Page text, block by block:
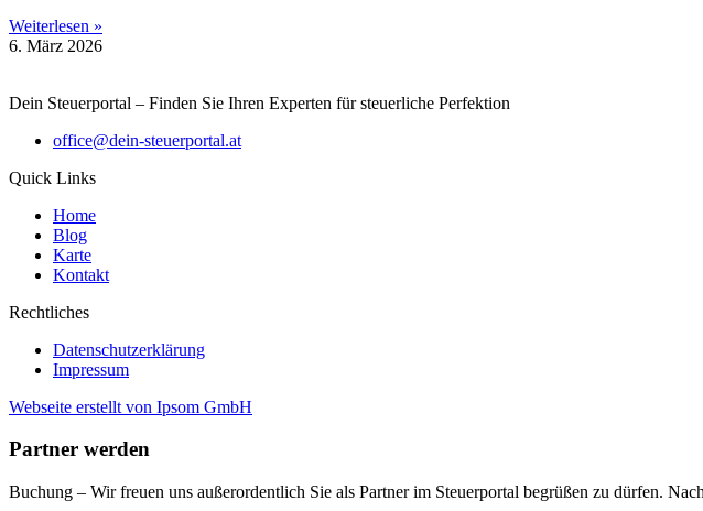
Weiterlesen »
6. März 2026
Dein Steuerportal – Finden Sie Ihren Experten für steuerliche Perfektion
office@dein-steuerportal.at
Quick Links
Home
Blog
Karte
Kontakt
Rechtliches
Datenschutzerklärung
Impressum
Webseite erstellt von Ipsom GmbH
Partner werden
Buchung – Wir freuen uns außerordentlich Sie als Partner im Steuerportal begrüßen zu dürfen.